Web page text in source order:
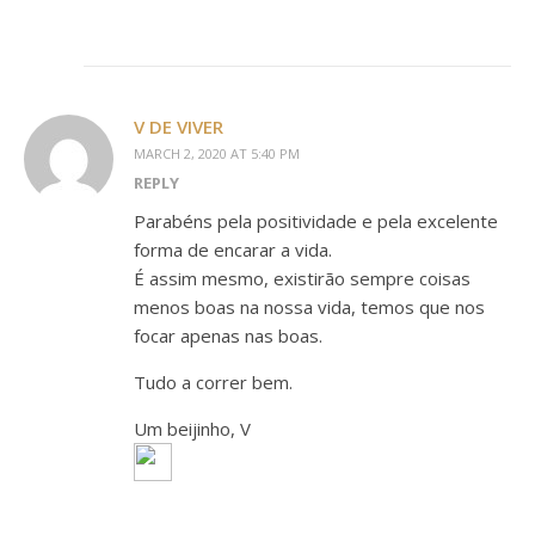
V DE VIVER
MARCH 2, 2020 AT 5:40 PM
REPLY
Parabéns pela positividade e pela excelente
forma de encarar a vida.
É assim mesmo, existirão sempre coisas
menos boas na nossa vida, temos que nos
focar apenas nas boas.
Tudo a correr bem.
Um beijinho, V